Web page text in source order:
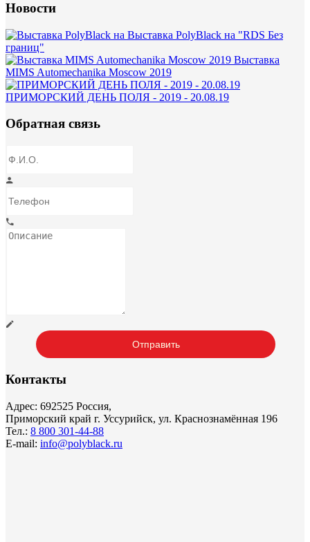
Новости
Выставка PolyBlack на "RDS Без
границ"
Выставка
MIMS Automechanika Moscow 2019
ПРИМОРСКИЙ ДЕНЬ ПОЛЯ - 2019 - 20.08.19
Обратная связь
Контакты
Адрес: 692525 Россия,
Приморский край г. Уссурийск, ул. Краснознамённая 196
Тел.: 8 800 301-44-88
E-mail: info@polyblack.ru